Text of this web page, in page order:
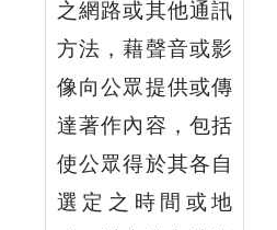
之網路或其他通訊
方法，藉聲音或影
像向公眾提供或傳
達著作內容，包括
使公眾得於其各自
選定之時間或地